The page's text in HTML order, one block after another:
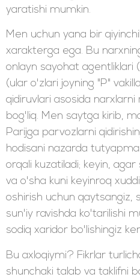
yaratishi mumkin.
Men uchun yana bir
xarakterga ega. Bu
onlayn sayohat agentliklari
(ular o'zlari joyning "P"
qidiruvlari asosida
bog'liq. Men saytga kirib,
Parijga parvozlarni
hodisani nazarda
orqali kuzatiladi; keyin,
va o'sha kuni keyinroq
oshirish uchun qaytsangiz,
sun'iy ravishda ko'tarilishi
sodiq xaridor bo'lishingiz
Bu axloqiymi? Fikrlar
shunchaki talab va taklifni